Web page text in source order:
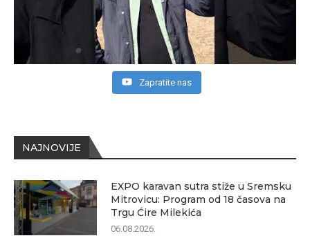
NAJNOVIJE
EXPO karavan sutra stiže u Sremsku
Mitrovicu: Program od 18 časova na
Trgu Ćire Milekića
06.08.2026.
Zapratite nas